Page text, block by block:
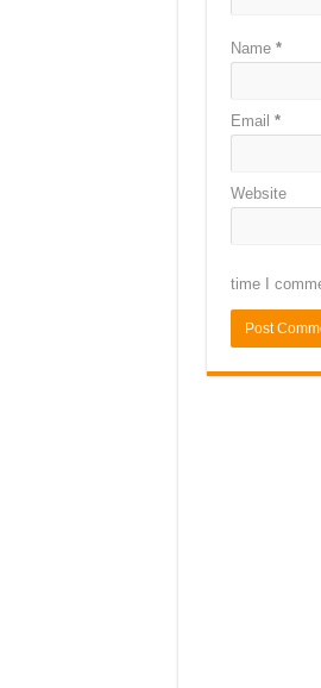
Name *
Email *
Website
time I